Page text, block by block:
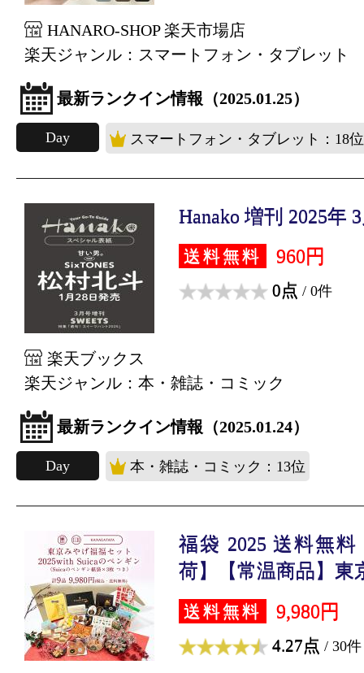
HANARO-SHOP 楽天市場店
楽天ジャンル：スマートフォン・タブレット
最新ランクイン情報（2025.01.25）
Day スマートフォン・タブレット：18位
Hanako 増刊 2025年
送料無料 960円
0点 / 0件
楽天ブックス
楽天ジャンル：本・雑誌・コミック
最新ランクイン情報（2025.01.24）
Day 本・雑誌・コミック：13位
福袋 2025 送料無
荷】【常温商品】東
送料無料 9,980円
4.27点 / 30件